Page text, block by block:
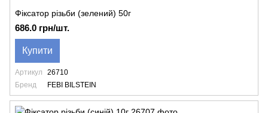
Фіксатор різьби (зелений) 50г
686.0 грн/шт.
Купити
Артикул
26710
Бренд
FEBI BILSTEIN